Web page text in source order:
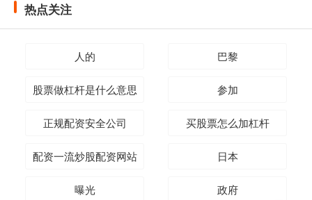
热点关注
人的 巴黎
股票做杠杆是什么意思 参加
正规配资安全公司 买股票怎么加杠杆
配资一流炒股配资网站 日本
曝光 政府